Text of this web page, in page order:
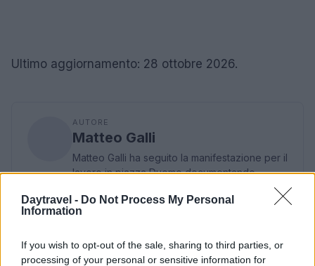
Daytravel - Do Not Process My Personal
Information
If you wish to opt-out of the sale, sharing to third parties, or
processing of your personal or sensitive information for
Ultimo aggiornamento: 28 ottobre 2026.
AUTORE
Matteo Galli
Matteo Galli ha seguito la manifestazione per il
lavoro in piazza Duomo documentando
passaggi chiave con foto e verbali; è cronista
di prima pagina e suggerisce le aperture
editoriali mattutine. Cresciuto a Milano, porta in
locandine teatrali.